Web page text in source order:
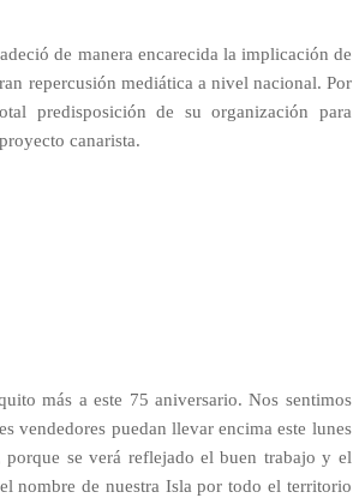
de manera encarecida la implicación de
repercusión mediática a nivel nacional. Por
predisposición de su organización para
canarista.
más a este 75 aniversario. Nos sentimos
vendedores puedan llevar encima este lunes
se verá reflejado el buen trabajo y el
nombre de nuestra Isla por todo el territorio